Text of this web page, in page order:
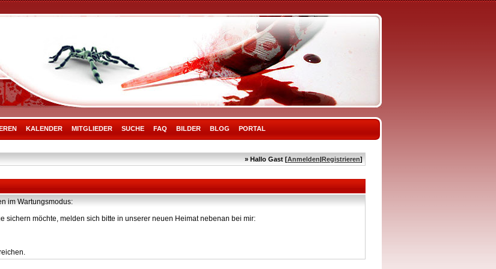
KALENDER MITGLIEDER SUCHE FAQ BILDER BLOG PORTAL
» Hallo Gast [Anmelden|Registrieren]
im Wartungsmodus:
sichern möchte, melden sich bitte in unserer neuen Heimat nebenan bei mir: